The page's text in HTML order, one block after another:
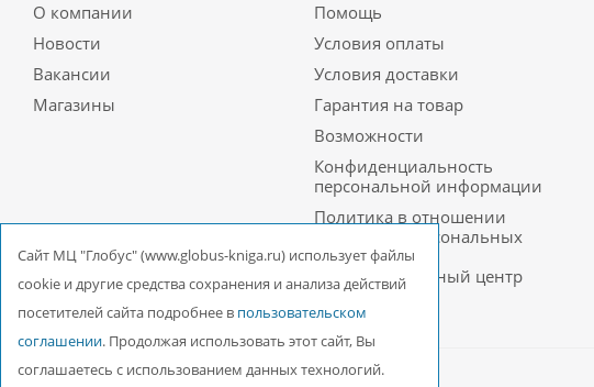
О компании
Новости
Вакансии
Магазины
Помощь
Условия оплаты
Условия доставки
Гарантия на товар
Возможности
Конфиденциальность
персональной информации
Политика в отношении
обработки персональных
данных в ООО
Межрегиональный центр
«Глобус»
Cайт МЦ "Глобус" (www.globus-kniga.ru) использует файлы
cookie и другие средства сохранения и анализа действий
посетителей сайта подробнее в пользовательском
соглашении. Продолжая использовать этот сайт, Вы
соглашаетесь с использованием данных технологий.